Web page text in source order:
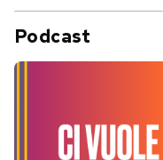
Podcast